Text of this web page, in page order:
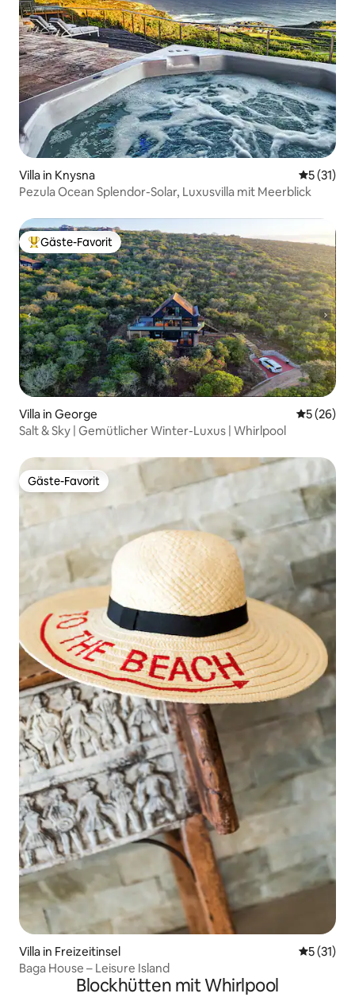
Villa in Knysna
5 (31)
Pezula Ocean Splendor-Solar, Luxusvilla mit Meerblick
Beliebter Gäste-Favorit.
Gäste-Favorit
Villa in George
5 (26)
Salt & Sky | Gemütlicher Winter-Luxus | Whirlpool
Gäste-Favorit
Gäste-Favorit
Villa in Freizeitinsel
5 (31)
Baga House – Leisure Island
Blockhütten mit Whirlpool